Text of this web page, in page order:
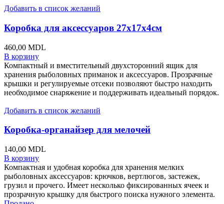
Добавить в список желаний
Коробка для аксессуаров 27x17x4см
460,00 MDL
В корзину
Компактный и вместительный двухсторонний ящик для
хранения рыболовных приманок и аксессуаров. Прозрачные
крышки и регулируемые отсеки позволяют быстро находить
необходимое снаряжение и поддерживать идеальный порядок.
Добавить в список желаний
Коробка-органайзер для мелочей
140,00 MDL
В корзину
Компактная и удобная коробка для хранения мелких
рыболовных аксессуаров: крючков, вертлюгов, застежек,
грузил и прочего. Имеет несколько фиксированных ячеек и
прозрачную крышку для быстрого поиска нужного элемента.